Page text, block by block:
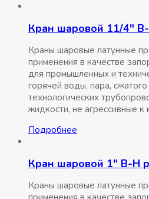
Кран шаровой 11/4″
Краны шаровые латунные
применения в качестве
для промышленных и
горячей воды, пара,
технологических
жидкости, не агрессивные к
Подробнее
Кран шаровой 1″ В-Н
Краны шаровые латунные